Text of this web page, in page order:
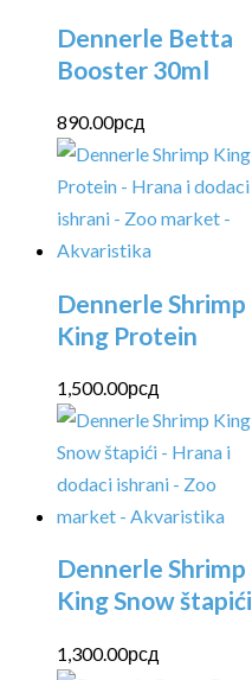
Dennerle Betta
Booster 30ml
890.00рсд
Dennerle Shrimp
King Protein
1,500.00рсд
Dennerle Shrimp
King Snow štapići
1,300.00рсд